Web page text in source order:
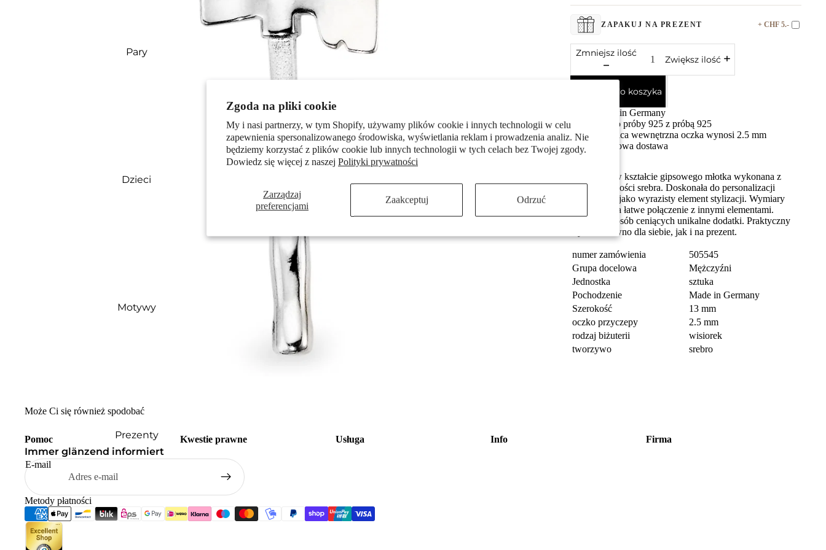
Zgoda na pliki cookie
My i nasi partnerzy, w tym Shopify, używamy plików cookie i innych technologii w celu
zapewnienia spersonalizowanego środowiska, wyświetlania reklam i prowadzenia analiz. Nie
będziemy korzystać z plików cookie lub innych technologii w tych celach bez Twojej zgody.
Dowiedz się więcej z naszej Polityki prywatności
Zarządzaj
preferencjami
Zaakceptuj Odrzuć
Pary
Dzieci
Motywy
Prezenty
ZAPAKUJ NA PREZENT + CHF 5.-
Zmniejsz ilość
Zwiększ ilość
Dodaj do koszyka
Made in Germany
Srebro próby 925 z próbą 925
Średnica wewnętrzna oczka wynosi 2.5 mm
Darmowa dostawa
Zawieszka w kształcie gipsowego młotka wykonana z
wysokiej jakości srebra. Doskonała do personalizacji
biżuterii lub jako wyrazisty element stylizacji. Wymiary
pozwalają na łatwe połączenie z innymi elementami.
Idealna dla osób ceniących unikalne dodatki. Praktyczny
wybór zarówno dla siebie, jak i na prezent.
numer zamówienia
505545
Grupa docelowa
Mężczyźni
Jednostka
sztuka
Pochodzenie
Made in Germany
Szerokość
13 mm
oczko przyczepy
2.5 mm
rodzaj biżuterii
wisiorek
tworzywo
srebro
Może Ci się również spodobać
Pomoc Kwestie prawne Usługa Info Firma
Immer glänzend informiert
E-mail
Metody płatności